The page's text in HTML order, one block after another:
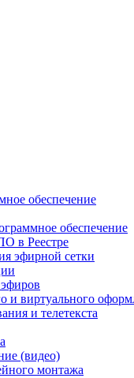
обеспечение
обеспечение
в Реестре
эфирной сетки
и виртуального
и телетекста
(видео)
монтажа